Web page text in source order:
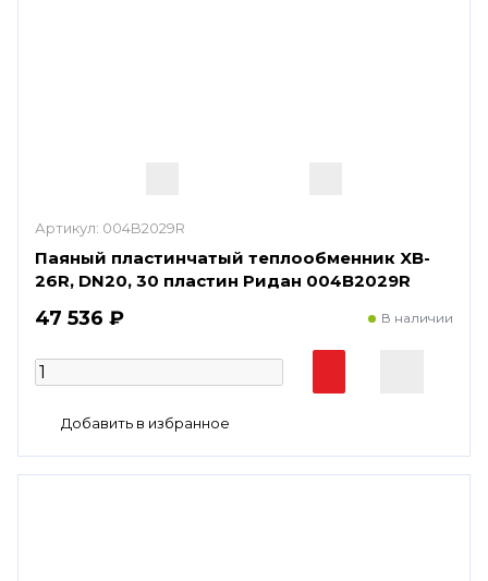
Артикул: 004B2029R
Паяный пластинчатый теплообменник XB-
26R, DN20, 30 пластин Ридан 004B2029R
47 536 ₽ В наличии